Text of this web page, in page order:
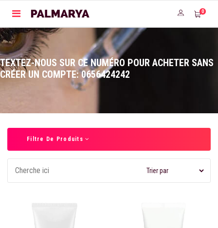
0
TEXTEZ-NOUS SUR CE NUMÉRO POUR ACHETER SANS
CRÉER UN COMPTE: 0656424242
Filtre De Produits